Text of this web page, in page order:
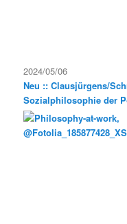
2024/05/06
Neu :: Clausjürgens/
Sozialphilosophie der
Exkursionen